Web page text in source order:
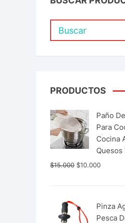
PRODUCTOS
Paño
Para
Cocina
$15.000 $10.000
Pinza
Pesca